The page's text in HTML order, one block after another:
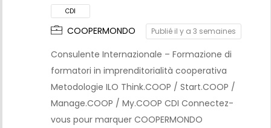
COOPERMONDO Publié il y a 3 semaines
Consulente Internazionale – Formazione di
formatori in imprenditorialità cooperativa
Metodologie ILO Think.COOP / Start.COOP /
Manage.COOP / My.COOP CDI Connectez-
vous pour marquer COOPERMONDO